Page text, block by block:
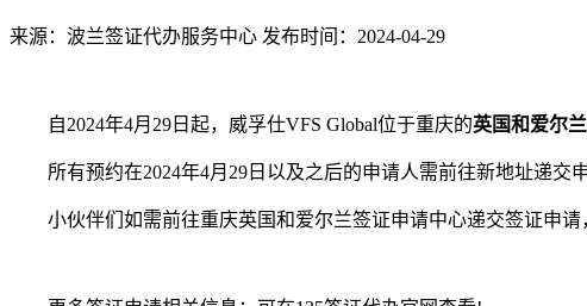
来源：波兰签证代办服务中心 发布时间：2024-04-29
自2024年4月29日起，威孚仕VFS Global位于重庆的英国和爱尔兰
所有预约在2024年4月29日以及之后的申请人需前往新地址递交申
小伙伴们如需前往重庆英国和爱尔兰签证申请中心递交签证申请